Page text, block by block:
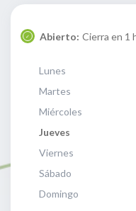
Abierto: Cierra en 1
Lunes
Martes
Miércoles
Jueves
Viernes
Sábado
Domingo